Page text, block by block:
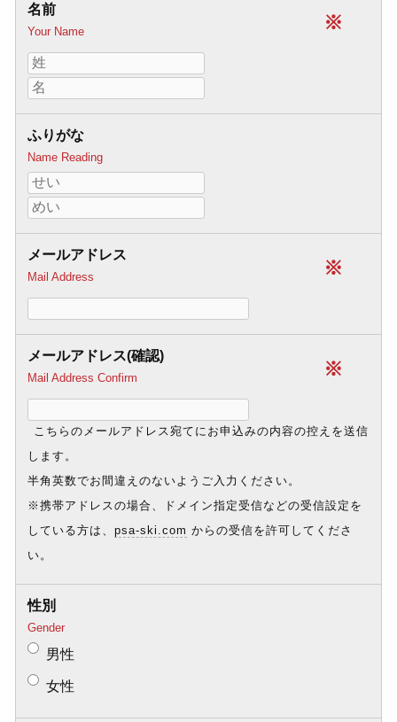
※
名前
Your Name
ふりがな
Name Reading
※
メールアドレス
Mail Address
※
メールアドレス(確認)
Mail Address Confirm
こちらのメールアドレス宛てにお申込みの内容の控えを送信
します。
半角英数でお間違えのないようご入力ください。
※携帯アドレスの場合、ドメイン指定受信などの受信設定を
している方は、 psa-ski.com からの受信を許可してくださ
い。
性別
Gender
男性
女性